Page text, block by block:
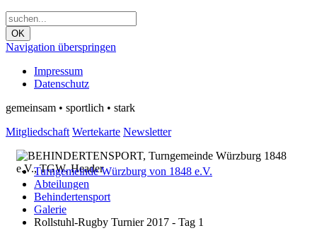
OK
Navigation überspringen
Impressum
Datenschutz
gemeinsam • sportlich • stark
Mitgliedschaft Wertekarte Newsletter
Turngemeinde Würzburg von 1848 e.V.
Abteilungen
Behindertensport
Galerie
Rollstuhl-Rugby Turnier 2017 - Tag 1